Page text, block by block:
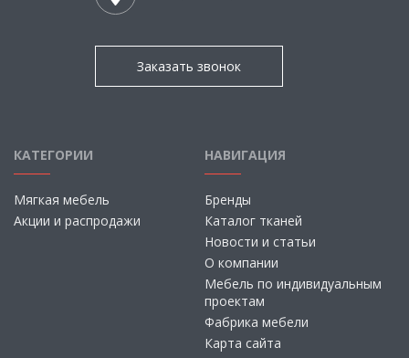
Заказать звонок
КАТЕГОРИИ
Мягкая мебель
Акции и распродажи
НАВИГАЦИЯ
Бренды
Каталог тканей
Новости и статьи
О компании
Мебель по индивидуальным
проектам
Фабрика мебели
Карта сайта